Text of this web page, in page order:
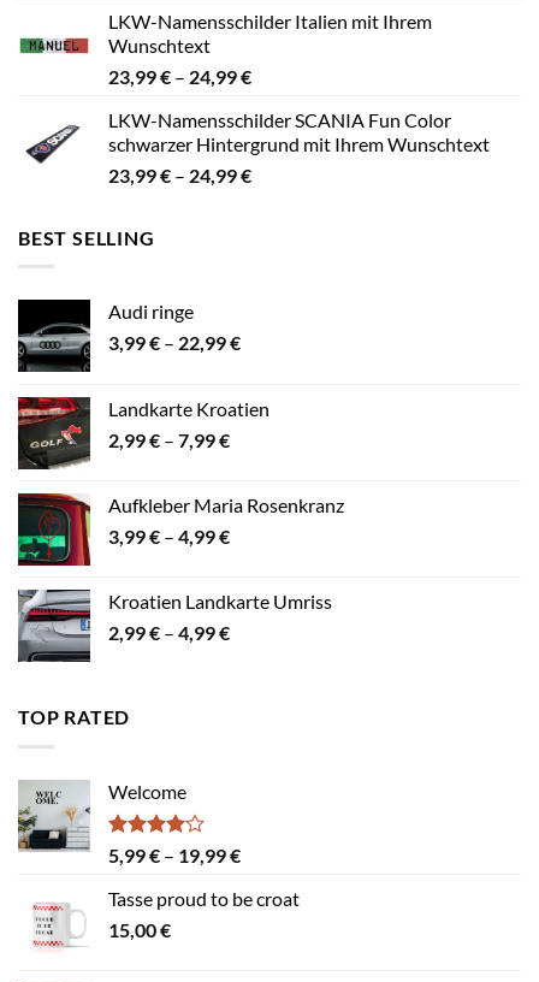
bis
LKW-Namensschilder Italien mit Ihrem
Wunschtext
23,99€ – 24,99€Preisspanne:
bis
24,99 €
LKW-Namensschilder SCANIA Fun Color
schwarzer Hintergrund mit Ihrem Wunschtext
23,99€ – 24,99€Preisspanne:
BEST SELLING
Audi ringe
3,99€ – 22,99€Preisspanne:
22,99 €
Landkarte Kroatien
2,99€ – 7,99€Preisspanne:
7,99 €
Aufkleber Maria Rosenkranz
3,99€ – 4,99€Preisspanne:
4,99 €
Kroatien Landkarte Umriss
2,99€ – 4,99€Preisspanne:
TOP RATED
Welcome
Bewertet
mit
von 5
5,99€ – 19,99€Preisspanne:
bis
Tasse proud to be croat
15,00€